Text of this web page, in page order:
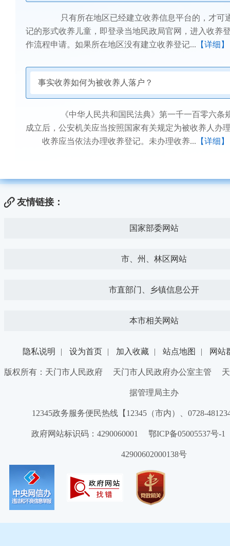
只有所在地区已经建立收养信息平台的，才可通
记的形式收养儿童，即登录当地民政局官网，进入收养
作流程申请。如果所在地区没有建立收养登记... 【详细】
事实收养如何为被收养人落户？
《中华人民共和国民法典》第一千一百零六条规
成立后，公安机关应当按照国家有关规定为被收养人办
收养应当依法办理收养登记。未办理收养... 【详细】
友情链接：
国家部委网站
市、州、林区网站
市直部门、乡镇信息公开
本市相关网站
隐私说明 | 设为首页 | 加入收藏 | 站点地图 | 网站
版权所有：天门市人民政府 天门市人民政府办公室主管 天
据管理局主办
12345政务服务便民热线【12345（市内）、0728-
政府网站标识码：4290060001 鄂ICP备05005537号
42900602000138号